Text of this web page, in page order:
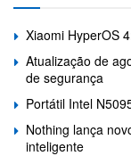
Xiaomi HyperOS
Atualização de
de segurança
Portátil Intel
Nothing lança
inteligente